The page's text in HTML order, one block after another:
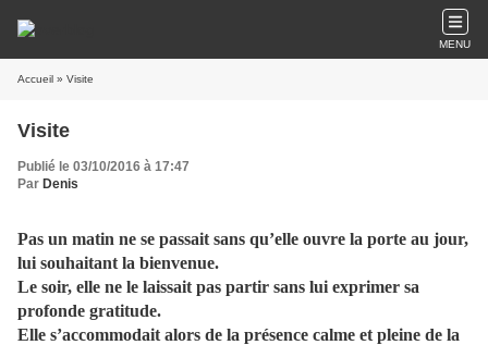
MENU
Accueil » Visite
Visite
Publié le 03/10/2016 à 17:47
Par Denis
Pas un matin ne se passait sans qu’elle ouvre la porte au jour,
lui souhaitant la bienvenue.
Le soir, elle ne le laissait pas partir sans lui exprimer sa
profonde gratitude.
Elle s’accommodait alors de la présence calme et pleine de la